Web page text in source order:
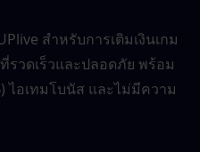
สำหรับการเติมเงินเกม
รวดเร็วและปลอดภัย พร้อม
ไอเทมโบนัส และไม่มีความ